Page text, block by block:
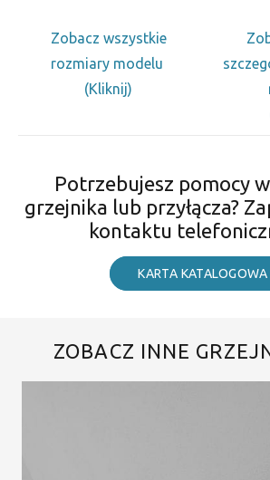
Zobacz wszystkie
rozmiary modelu
(Kliknij)
Potrzebujesz pomocy
grzejnika lub przyłącza?
kontaktu
KARTA KATALOGOWA
ZOBACZ INNE